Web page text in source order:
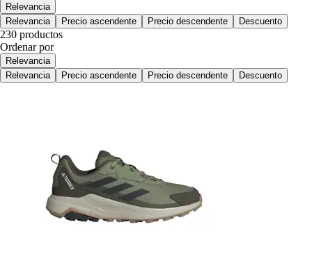
Relevancia
Relevancia
Precio ascendente Precio descendente Descuento
230 productos
Ordenar por
Relevancia
Relevancia
Precio ascendente Precio descendente Descuento